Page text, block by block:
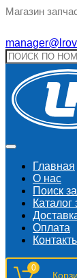
Магазин
Главная
О нас
Поиск
Каталог
Оплата
0